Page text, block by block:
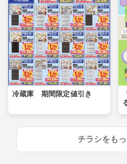
冷蔵庫 期間限定値引き
チラシをも